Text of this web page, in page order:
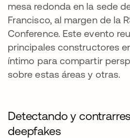
mesa redonda en la sede
Francisco, al margen de la
Conference. Este evento
principales constructores
íntimo para compartir
sobre estas áreas y otras.
Detectando y
deepfakes